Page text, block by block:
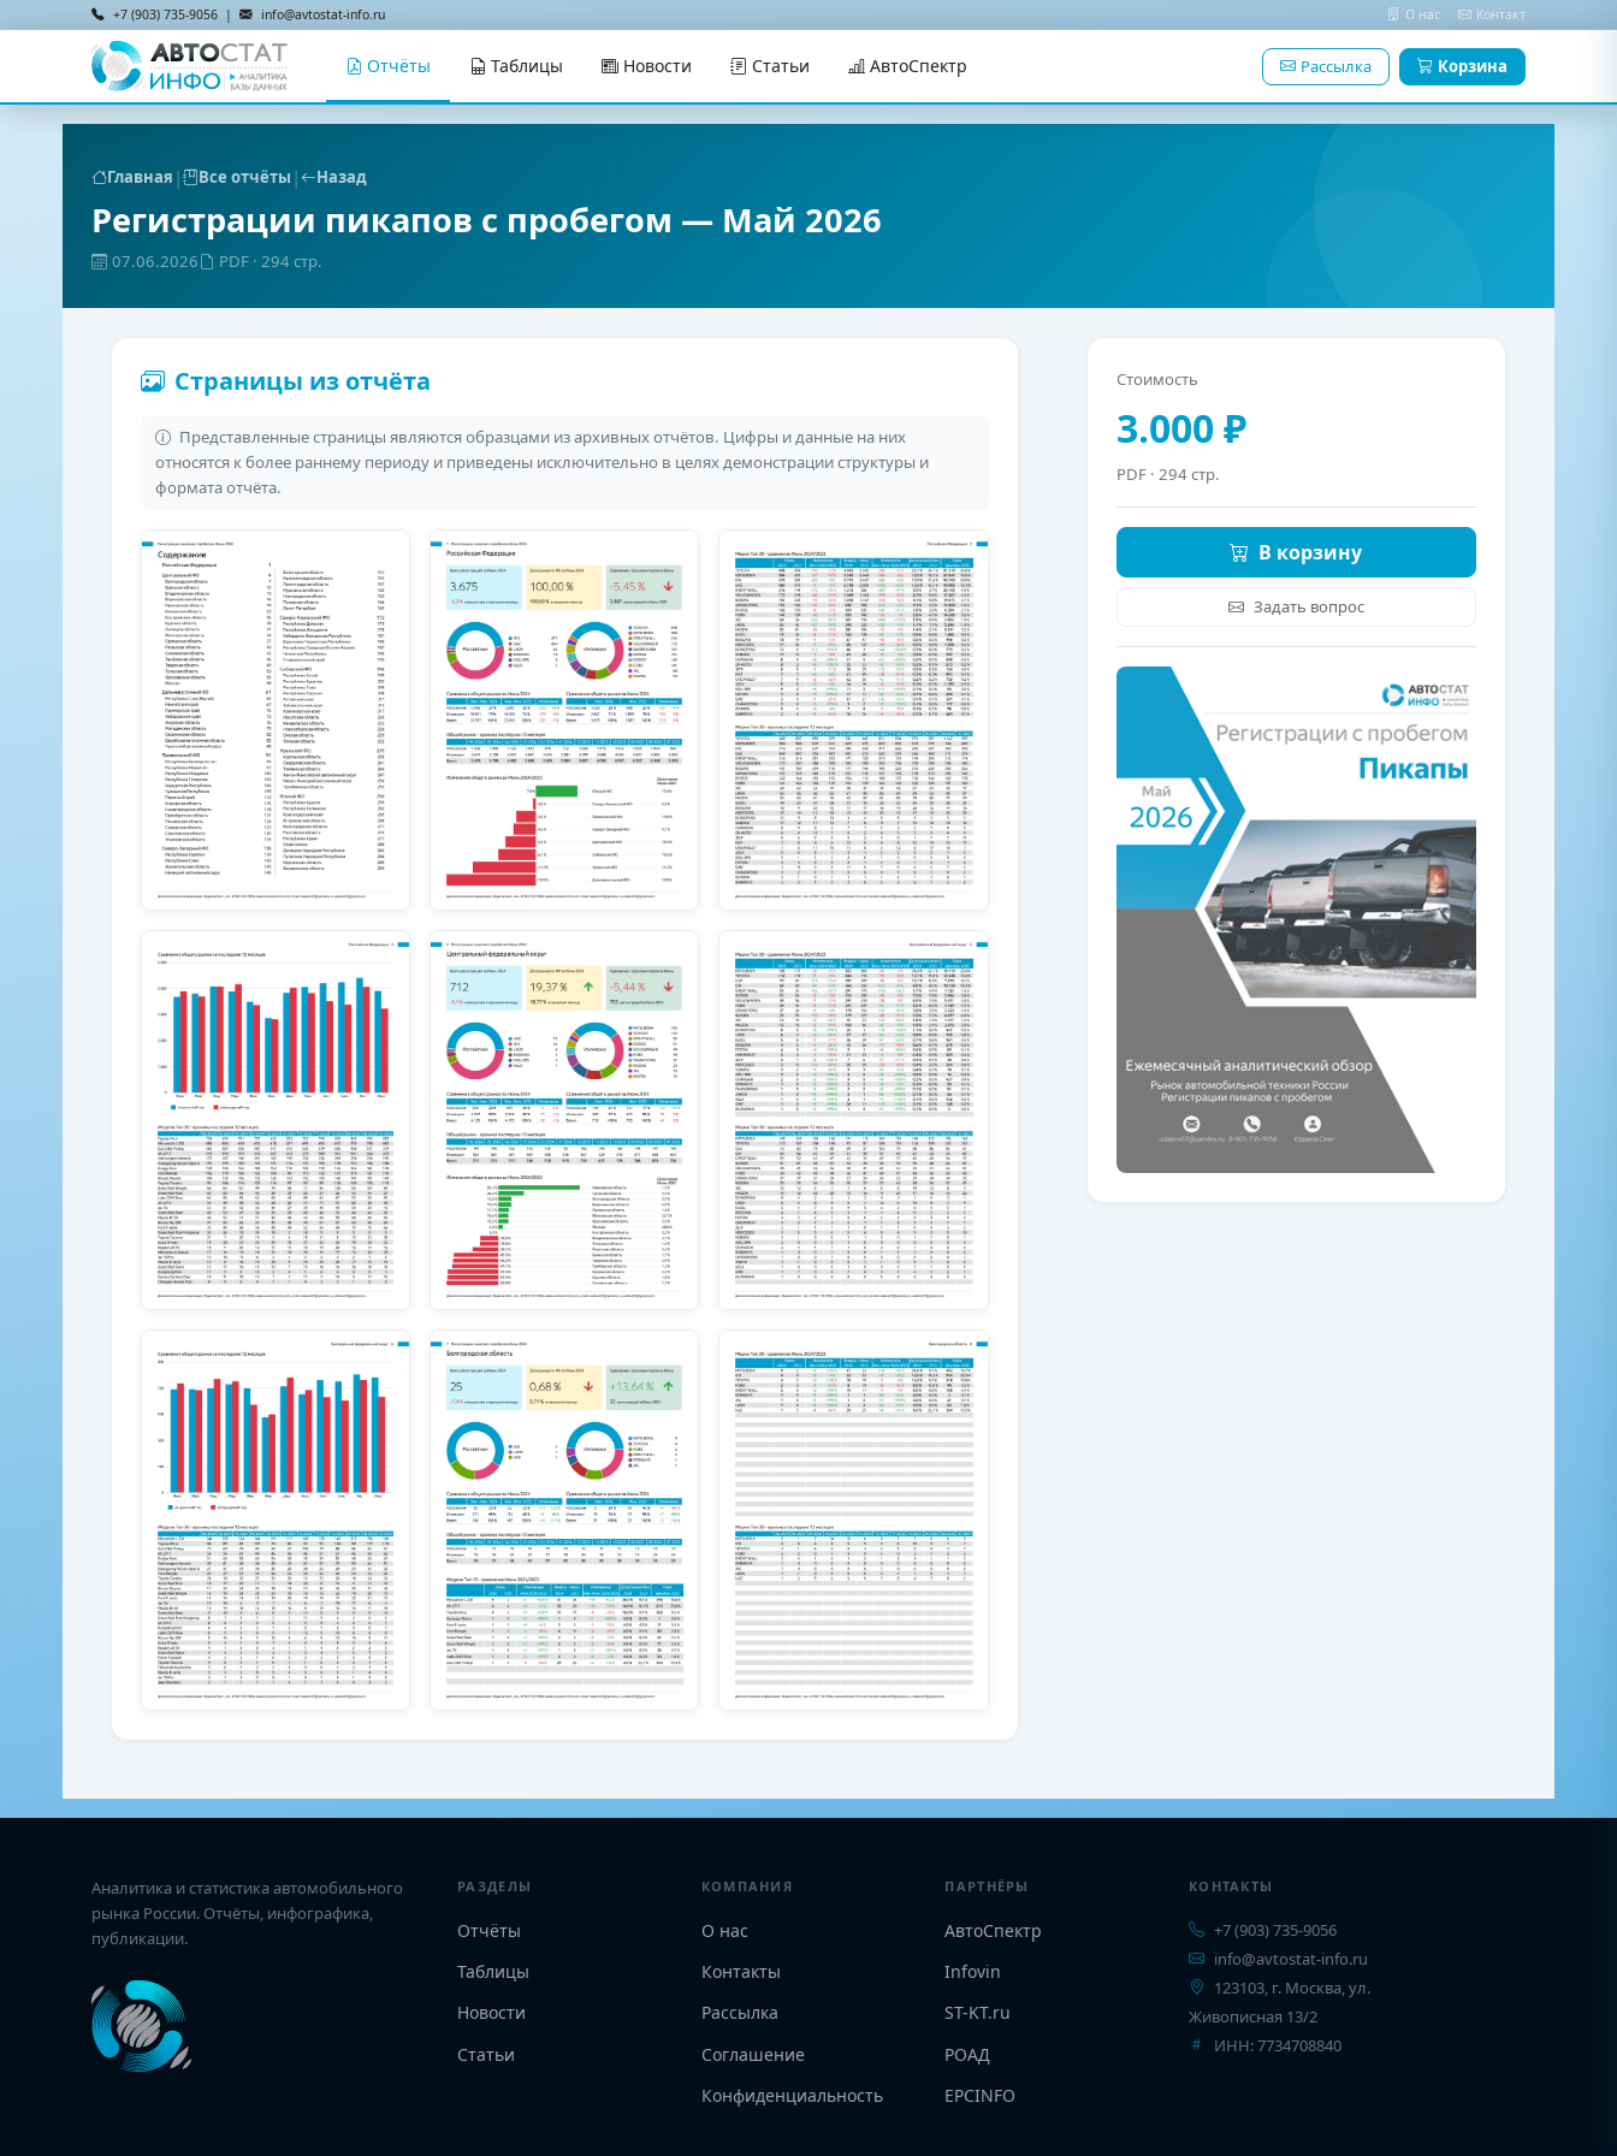
+7 (903) 735-9056 | info@avtostat-info.ru О нас Контакт
Отчёты Таблицы Новости Статьи АвтоСпектр Рассылка Корзина
Главная | Все отчёты | Назад
Регистрации пикапов с пробегом — Май 2026
07.06.2026 PDF · 294 стр.
Страницы из отчёта
Представленные страницы являются образцами из архивных отчётов. Цифры и данные на них
относятся к более раннему периоду и приведены исключительно в целях демонстрации структуры и
формата отчёта.
Стоимость
3.000 ₽
PDF · 294 стр.
В корзину
Задать вопрос
Аналитика и статистика автомобильного
рынка России. Отчёты, инфографика,
публикации.
РАЗДЕЛЫ
Отчёты
Таблицы
Новости
Статьи
КОМПАНИЯ
О нас
Контакты
Рассылка
Соглашение
Конфиденциальность
ПАРТНЁРЫ
АвтоСпектр
Infovin
ST-KT.ru
РОАД
EPCINFO
КОНТАКТЫ
+7 (903) 735-9056
info@avtostat-info.ru
123103, г. Москва, ул.
Живописная 13/2
ИНН: 7734708840